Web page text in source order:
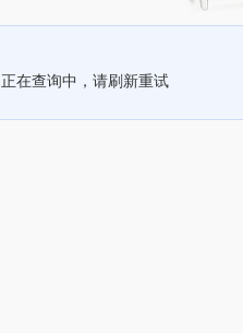
正在查询中，请刷新重试